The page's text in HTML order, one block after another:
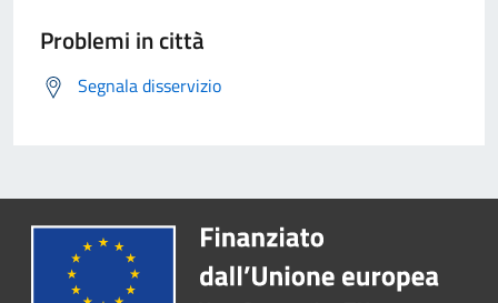
Problemi in città
Segnala disservizio